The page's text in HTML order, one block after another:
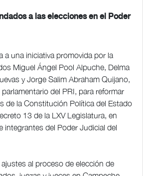
a las elecciones en el Poder
a una iniciativa promovida por la
Miguel Ángel Pool Alpuche, Delma
y Jorge Salim Abraham Quijano,
del PRI, para reformar
de la Constitución Política del Estado
13 de la LXV Legislatura, en
integrantes del Poder Judicial del
al proceso de elección de